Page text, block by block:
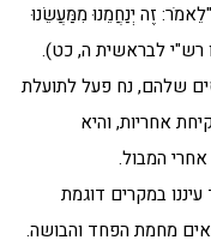
זֶה יְנַחֲמֵנוּ מִמַּעֲשֵׂנוּ
רש"י לבראשית ה, כט).
שלהם, נח פעל לתועלת
אחריות, והיא
המבול.
במקרים דוגמת
מחמת הפחד והבושה.